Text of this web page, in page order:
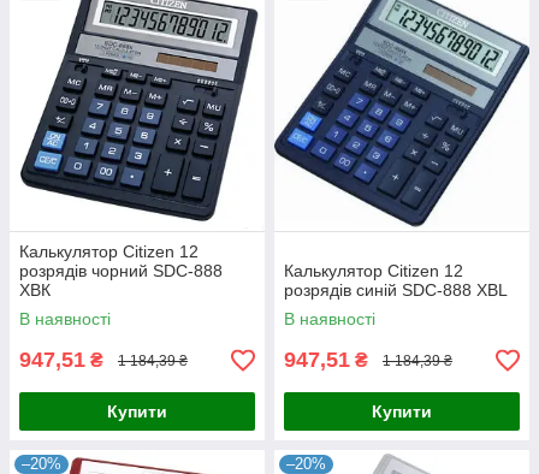
Калькулятор Citizen 12
розрядів чорний SDC-888
ХВК
В наявності
947,51 ₴ 1 184,39 ₴
Купити
Калькулятор Citizen 12
розрядів синій SDC-888 ХBL
В наявності
947,51 ₴ 1 184,39 ₴
Купити
–20% –20%